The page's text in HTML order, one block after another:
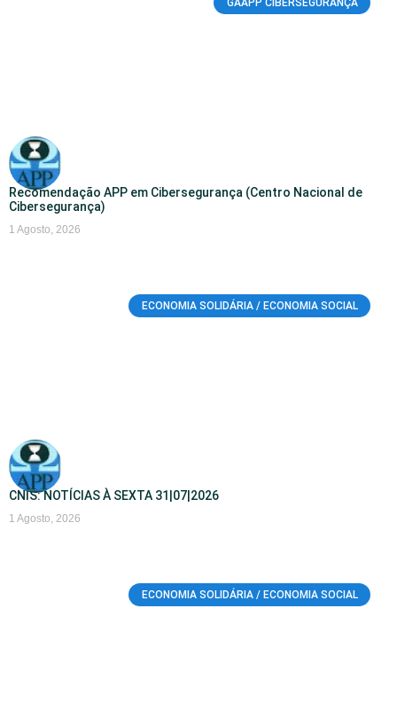
GAAPP CIBERSEGURANÇA
Recomendação APP em Cibersegurança (Centro Nacional de
Cibersegurança)
1 Agosto, 2026
ECONOMIA SOLIDÁRIA / ECONOMIA SOCIAL
CNIS: NOTÍCIAS À SEXTA 31|07|2026
1 Agosto, 2026
ECONOMIA SOLIDÁRIA / ECONOMIA SOCIAL